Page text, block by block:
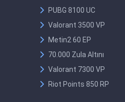
PUBG 8100 UC
Valorant 3500 VP
Metin2 60 EP
70.000 Zula Altını
Valorant 7300 VP
Riot Points 850 RP